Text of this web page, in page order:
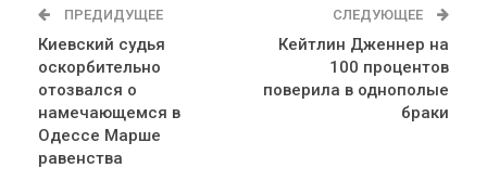
ПРЕДИДУЩЕЕ
Киевский судья
оскорбительно
отозвался о
намечающемся в
Одессе Марше
равенства
СЛЕДУЮЩЕЕ
Кейтлин Дженнер на
100 процентов
поверила в однополые
браки